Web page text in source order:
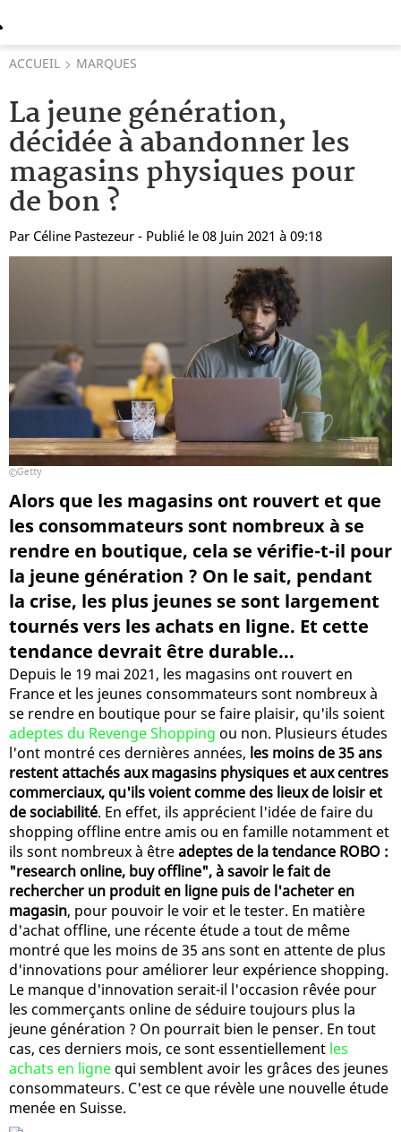
ACCUEIL MARQUES
La jeune génération,
décidée à abandonner les
magasins physiques pour
de bon ?
Par Céline Pastezeur - Publié le 08 Juin 2021 à 09:18
Getty
Alors que les magasins ont rouvert et que
les consommateurs sont nombreux à se
rendre en boutique, cela se vérifie-t-il pour
la jeune génération ? On le sait, pendant
la crise, les plus jeunes se sont largement
tournés vers les achats en ligne. Et cette
tendance devrait être durable...
Depuis le 19 mai 2021, les magasins ont rouvert en
France et les jeunes consommateurs sont nombreux à
se rendre en boutique pour se faire plaisir, qu'ils soient
adeptes du Revenge Shopping ou non. Plusieurs études
l'ont montré ces dernières années, les moins de 35 ans
restent attachés aux magasins physiques et aux centres
commerciaux, qu'ils voient comme des lieux de loisir et
de sociabilité. En effet, ils apprécient l'idée de faire du
shopping offline entre amis ou en famille notamment et
ils sont nombreux à êtreadeptes de la tendance ROBO :
"research online, buy offline", à savoir le fait de
rechercher un produit en ligne puis de l'acheter en
magasin, pour pouvoir le voir et le tester. En matière
d'achat offline, une récente étude a tout de même
montré que les moins de 35 ans sont en attente de plus
d'innovations pour améliorer leur expérience shopping.
Le manque d'innovation serait-il l'occasion rêvée pour
les commerçants online de séduire toujours plus la
jeune génération ? On pourrait bien le penser. En tout
cas, ces derniers mois, ce sont essentiellement les
achats en ligne qui semblent avoir les grâces des jeunes
consommateurs. C'est ce que révèle une nouvelle étude
menée en Suisse.